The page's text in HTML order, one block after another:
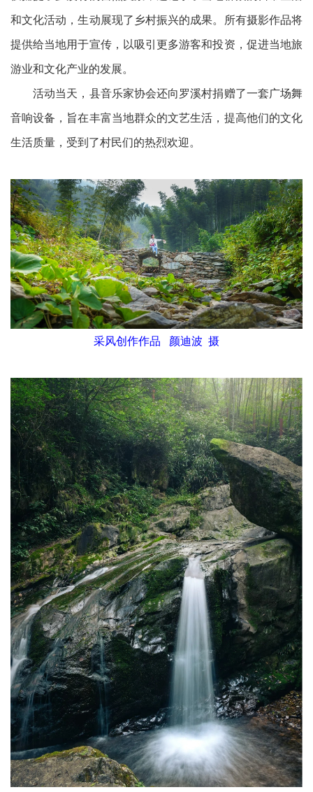
和文化活动，生动展现了乡村振兴的成果。所有摄影作品将
提供给当地用于宣传，以吸引更多游客和投资，促进当地旅
游业和文化产业的发展。
活动当天，县音乐家协会还向罗溪村捐赠了一套广场舞
音响设备，旨在丰富当地群众的文艺生活，提高他们的文化
生活质量，受到了村民们的热烈欢迎。
采风创作作品 颜迪波 摄